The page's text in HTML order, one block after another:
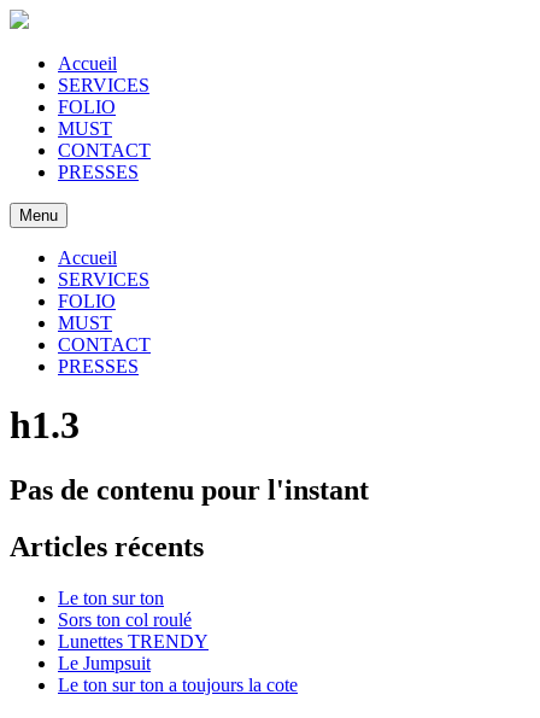
Accueil
SERVICES
FOLIO
MUST
CONTACT
PRESSES
Menu
Accueil
SERVICES
FOLIO
MUST
CONTACT
PRESSES
h1.3
Pas de contenu pour l'instant
Articles récents
Le ton sur ton
Sors ton col roulé
Lunettes TRENDY
Le Jumpsuit
Le ton sur ton a toujours la cote